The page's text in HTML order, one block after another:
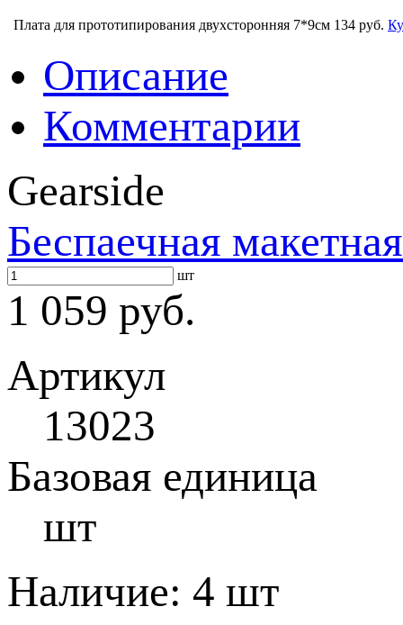
Плата для прототипирования двухсторонняя 7*9см 134 руб.
Описание
Комментарии
Gearside
Беспаечная
шт
1 059 руб.
Артикул
13023
Базовая единица
шт
Наличие: 4 шт